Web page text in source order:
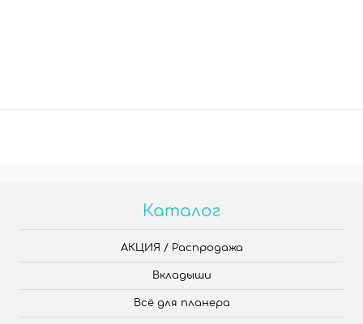
Каталог
АКЦИЯ / Распродажа
Вкладыши
Всё для планера